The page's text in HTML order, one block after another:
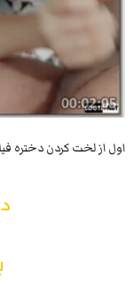
اول از لخت کردن دختره